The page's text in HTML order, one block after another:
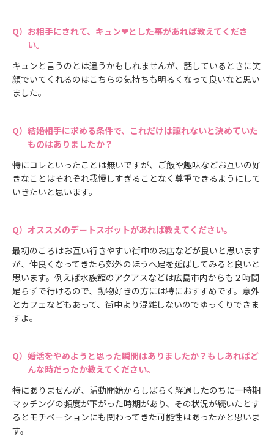
お相手にされて、キュン❤とした事があれば教えてくださ
い。
キュンと言うのとは違うかもしれませんが、話しているときに笑
顔でいてくれるのはこちらの気持ちも明るくなって良いなと思い
ました。
結婚相手に求める条件で、これだけは譲れないと決めていた
ものはありましたか？
特にコレといったことは無いですが、ご飯や趣味などお互いの好
きなことはそれぞれ我慢しすぎることなく尊重できるようにして
いきたいと思います。
オススメのデートスポットがあれば教えてください。
最初のころはお互い行きやすい街中のお店などが良いと思います
が、仲良くなってきたら郊外のほうへ足を延ばしてみると良いと
思います。例えば水族館のアクアスなどは広島市内からも２時間
足らずで行けるので、動物好きの方には特におすすめです。意外
とカフェなどもあって、街中より混雑しないのでゆっくりできま
すよ。
婚活をやめようと思った瞬間はありましたか？もしあればど
んな時だったか教えてください。
特にありませんが、活動開始からしばらく経過したのちに一時期
マッチングの頻度が下がった時期があり、その状況が続いたとす
るとモチベーションにも関わってきた可能性はあったかと思いま
す。